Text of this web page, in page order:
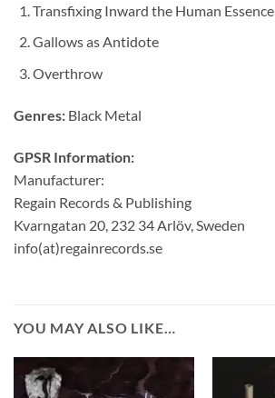
Transfixing Inward the Human Essence
Gallows as Antidote
Overthrow
Genres: Black Metal
GPSR Information:
Manufacturer:
Regain Records & Publishing
Kvarngatan 20, 232 34 Arlöv, Sweden
info(at)regainrecords.se
YOU MAY ALSO LIKE…